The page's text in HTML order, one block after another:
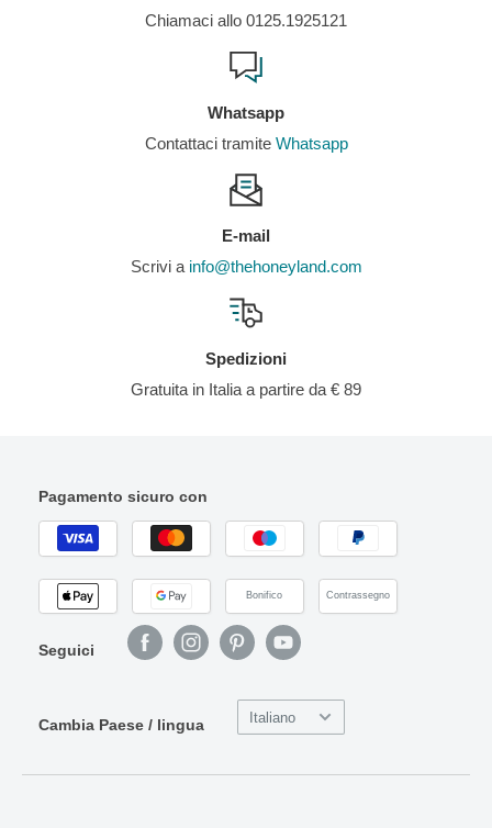
Chiamaci allo 0125.1925121
Whatsapp
Contattaci tramite Whatsapp
E-mail
Scrivi a info@thehoneyland.com
Spedizioni
Gratuita in Italia a partire da € 89
Pagamento sicuro con
Bonifico Contrassegno
Seguici
Cambia Paese / lingua Italiano